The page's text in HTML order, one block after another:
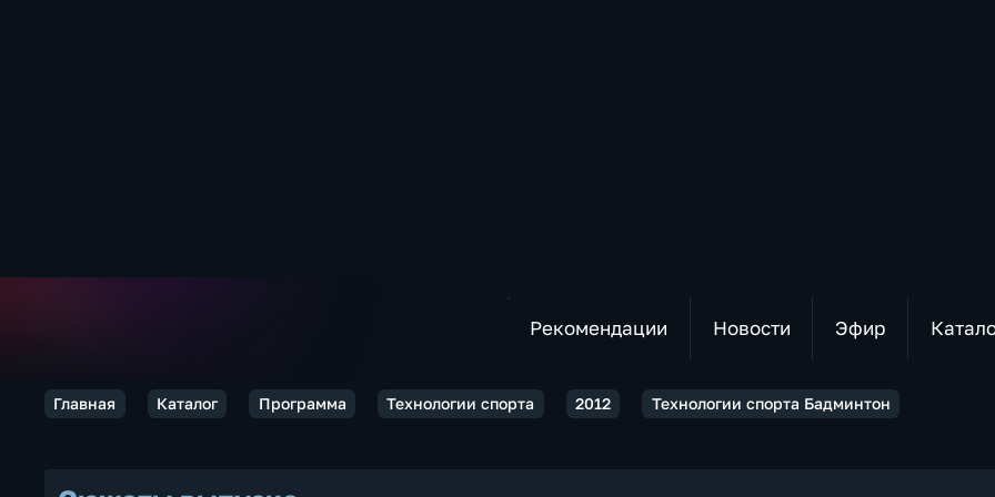
Рекомендации Новости Эфир
Главная Каталог Программа Технологии спорта 2012 Технологии спорта Бадминтон